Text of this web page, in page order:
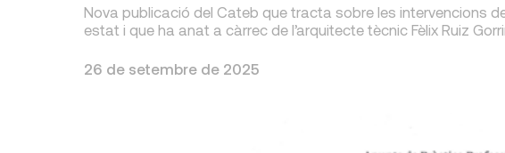
Nova publicació del Cateb que tracta sobre les intervencions
estat i que ha anat a càrrec de l’arquitecte tècnic Fèlix Ruiz
26 de setembre de 2025